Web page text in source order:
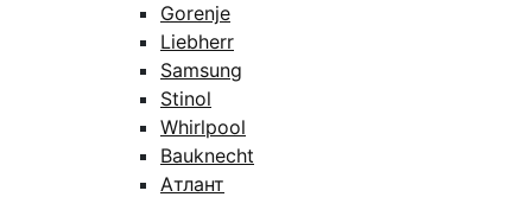
Gorenje
Liebherr
Samsung
Stinol
Whirlpool
Bauknecht
Атлант